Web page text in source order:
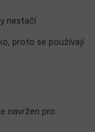
nestačí
proto se používají
navržen pro